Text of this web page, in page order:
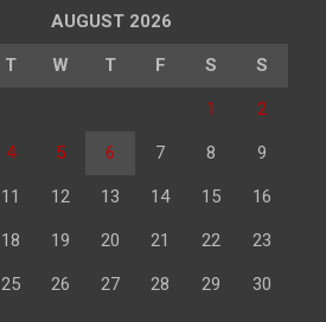
AUGUST 2026
T W T F S S
1 2
4 5 6 7 8 9
11 12 13 14 15 16
18 19 20 21 22 23
25 26 27 28 29 30